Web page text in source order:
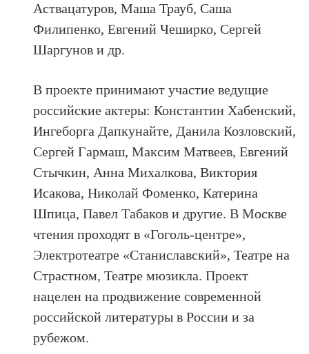
Аствацатуров, Маша Трауб, Саша
Филипенко, Евгений Чеширко, Сергей
Шаргунов и др.
В проекте принимают участие ведущие
российские актеры: Константин Хабенский,
Ингеборга Дапкунайте, Данила Козловский,
Сергей Гармаш, Максим Матвеев, Евгений
Стычкин, Анна Михалкова, Виктория
Исакова, Николай Фоменко, Катерина
Шпица, Павел Табаков и другие. В Москве
чтения проходят в «Гоголь-центре»,
Электротеатре «Станиславский», Театре на
Страстном, Театре мюзикла. Проект
нацелен на продвижение современной
российской литературы в России и за
рубежом.